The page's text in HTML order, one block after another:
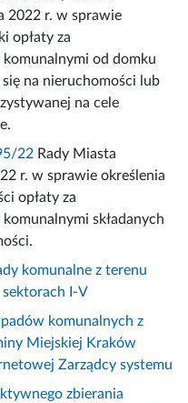
2022 r. w sprawie
opłaty za
od domku
na nieruchomości lub
na cele
22 Rady Miasta
r. w sprawie określenia
opłaty za
składanych
komunalne z terenu
I-V
komunalnych z
Miejskiej Kraków
Zarządcy systemu
zbierania